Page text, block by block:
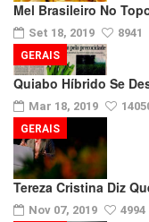
Mel Brasileiro No
Set 18, 2019 8941
Quiabo Híbrido Se
Mar 18, 2019
GERAIS
Tereza Cristina Diz
Nov 07, 2019 4994
GERAIS